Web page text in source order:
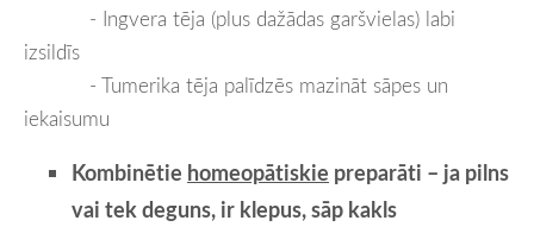
- Ingvera tēja (plus dažādas garšvielas) labi
izsildīs
- Tumerika tēja palīdzēs mazināt sāpes un
iekaisumu
Kombinētie homeopātiskie preparāti – ja pilns
vai tek deguns, ir klepus, sāp kakls